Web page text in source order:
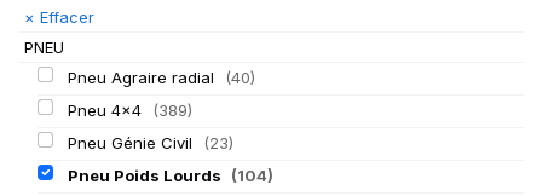
× Effacer
PNEU
Pneu Agraire radial
(40)
Pneu 4x4
(389)
Pneu Génie Civil
(23)
Pneu Poids Lourds
(104)